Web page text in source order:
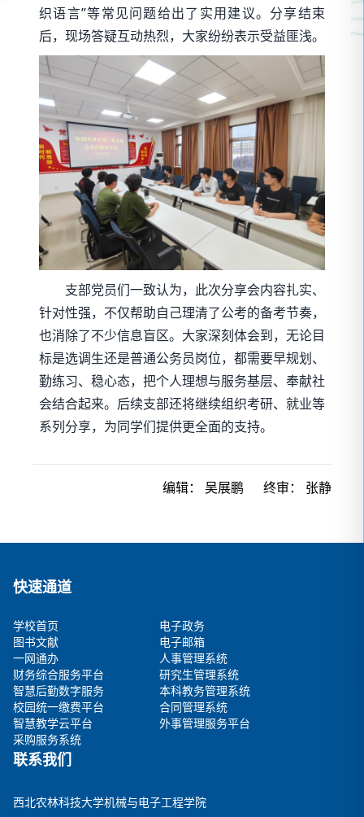
织语言”等常见问题给出了实用建议。分享结束
后，现场答疑互动热烈，大家纷纷表示受益匪浅。
支部党员们一致认为，此次分享会内容扎实、
针对性强，不仅帮助自己理清了公考的备考节奏，
也消除了不少信息盲区。大家深刻体会到，无论目
标是选调生还是普通公务员岗位，都需要早规划、
勤练习、稳心态，把个人理想与服务基层、奉献社
会结合起来。后续支部还将继续组织考研、就业等
系列分享，为同学们提供更全面的支持。
编辑： 吴展鹏 终审： 张静
快速通道
学校首页
电子政务
图书文献
电子邮箱
一网通办
人事管理系统
财务综合服务平台
研究生管理系统
智慧后勤数字服务
本科教务管理系统
校园统一缴费平台
合同管理系统
智慧教学云平台
外事管理服务平台
采购服务系统
联系我们
西北农林科技大学机械与电子工程学院